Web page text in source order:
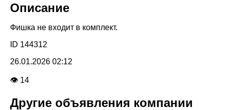
Описание
Фишка не входит в комплект.
ID 144312
26.01.2026 02:12
👁 14
Другие объявления компании